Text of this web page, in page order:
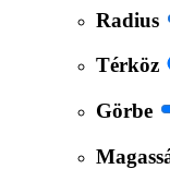
Radius
Térköz
Görbe